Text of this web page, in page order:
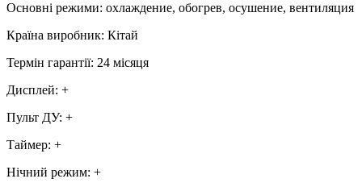
Основні режими: охлаждение, обогрев, осушение, вентиляция
Країна виробник: Кітай
Термін гарантії: 24 місяця
Дисплей: +
Пульт ДУ: +
Таймер: +
Нічний режим: +